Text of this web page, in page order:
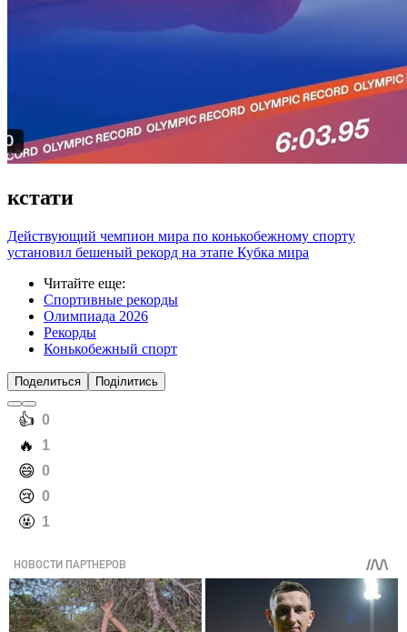
кстати
Действующий чемпион мира по конькобежному спорту
установил бешеный рекорд на этапе Кубка мира
Читайте еще:
Спортивные рекорды
Олимпиада 2026
Рекорды
Конькобежный спорт
Поделиться Поділитись
️👍 0
️🔥 1
️😄 0
️😢 0
️🤬 1